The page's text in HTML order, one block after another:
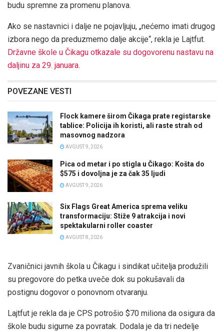
budu spremne za promenu planova.
Ako se nastavnici i dalje ne pojavljuju, „nećemo imati drugog
izbora nego da preduzmemo dalje akcije“, rekla je Lajtfut.
Državne škole u ​​Čikagu otkazale su dogovorenu nastavu na
daljinu za 29. januara.
POVEZANE VESTI
Flock kamere širom Čikaga prate registarske
tablice: Policija ih koristi, ali raste strah od
masovnog nadzora
AVGUST 9, 2026
Pica od metar i po stigla u Čikago: Košta do
$575 i dovoljna je za čak 35 ljudi
AVGUST 9, 2026
Six Flags Great America sprema veliku
transformaciju: Stiže 9 atrakcija i novi
spektakularni roller coaster
AVGUST 8, 2026
Zvaničnici javnih škola u Čikagu i sindikat učitelja produžili
su pregovore do petka uveče dok su pokušavali da
postignu dogovor o ponovnom otvaranju.
Lajtfut je rekla da je CPS potrošio $70 miliona da osigura da
škole budu sigurne za povratak. Dodala je da tri nedelje